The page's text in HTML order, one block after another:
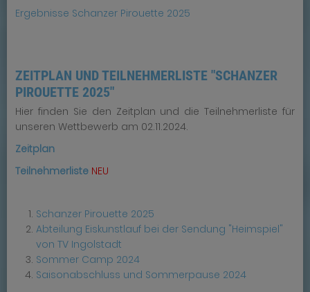
Ergebnisse Schanzer Pirouette 2025
ZEITPLAN UND TEILNEHMERLISTE "SCHANZER
PIROUETTE 2025"
Hier finden Sie den Zeitplan und die Teilnehmerliste für
unseren Wettbewerb am 02.11.2024.
Zeitplan
Teilnehmerliste NEU
Schanzer Pirouette 2025
Abteilung Eiskunstlauf bei der Sendung "Heimspiel"
von TV Ingolstadt
Sommer Camp 2024
Saisonabschluss und Sommerpause 2024